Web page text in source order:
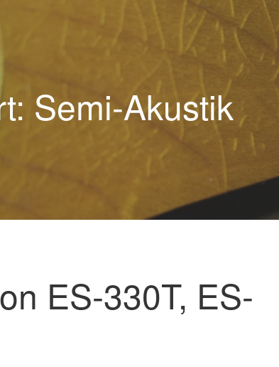
Semi-Akustik
ES-330T, ES-